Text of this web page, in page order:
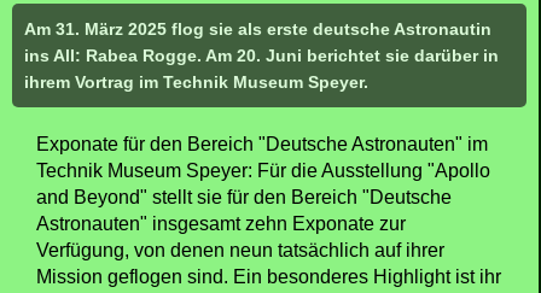
Am 31. März 2025 flog sie als erste deutsche Astronautin
ins All: Rabea Rogge. Am 20. Juni berichtet sie darüber in
ihrem Vortrag im Technik Museum Speyer.
Exponate für den Bereich "Deutsche Astronauten" im
Technik Museum Speyer: Für die Ausstellung "Apollo
and Beyond" stellt sie für den Bereich "Deutsche
Astronauten" insgesamt zehn Exponate zur
Verfügung, von denen neun tatsächlich auf ihrer
Mission geflogen sind. Ein besonderes Highlight ist ihr